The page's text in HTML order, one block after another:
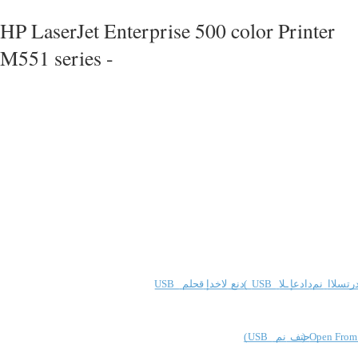
HP LaserJet Enterprise 500 color Printer
M551 series -
نمدادعإ ـلا USB
(دنع لاخدإ قحلم USB
Open
)
حتف نم USB
(